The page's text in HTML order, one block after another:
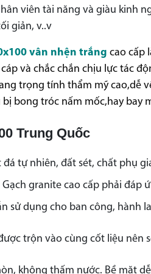
viên tài năng và giàu kinh
giản, v..v
vân nhện trắng cao cấp
và chắc chắn chịu lực tác
trọng tính thẩm mỹ cao,dễ
bong tróc nấm mốc,hay bay
Trung Quốc
tự nhiên, đất sét, chất phụ
granite cao cấp phải đáp
sử dụng cho ban công, hành
trộn vào cùng cốt liệu nên
không thấm nước. Bề mặt